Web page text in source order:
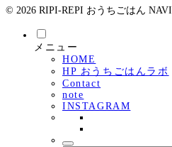
© 2026 RIPI-REPI おうちごはん NAVI.
メニュー
HOME
HP おうちごはんラボ
Contact
note
INSTAGRAM